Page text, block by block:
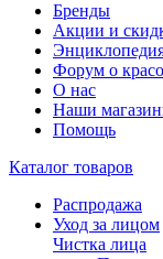
Бренды
Акции и
Форум о
О нас
Наши
Помощь
Каталог товаров
Распродажа
Уход за лицом
Чистка лица